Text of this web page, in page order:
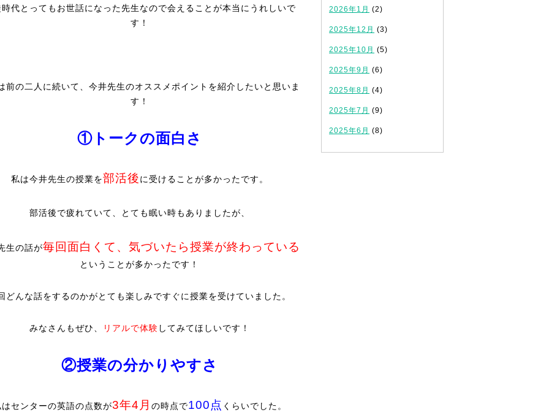
代とってもお世話になった先生なので会えることが本当にうれしいで
す！
前の二人に続いて、今井先生のオススメポイントを紹介したいと思いま
す！
①トークの面白さ
私は今井先生の授業を部活後に受けることが多かったです。
部活後で疲れていて、とても眠い時もありましたが、
生の話が毎回面白くて、気づいたら授業が終わっている
ということが多かったです！
どんな話をするのかがとても楽しみですぐに授業を受けていました。
みなさんもぜひ、 リアルで体験 してみてほしいです！
②授業の分かりやすさ
センターの英語の点数が3年4月 の時点で100点 くらいでした。
2026年1月 (2)
2025年12月 (3)
2025年10月 (5)
2025年9月 (6)
2025年8月 (4)
2025年7月 (9)
2025年6月 (8)